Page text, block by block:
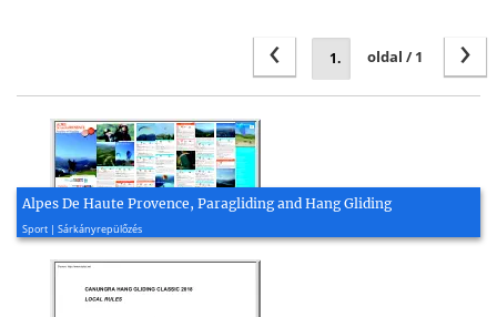
›
oldal / 1
‹
Alpes De Haute Provence, Paragliding and Hang Gliding
Sport | Sárkányrepülőzés
2016, 2 oldal